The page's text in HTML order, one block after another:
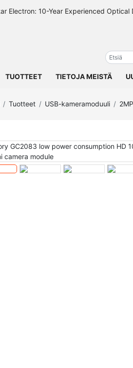
TUOTTEET TIETOJA MEISTÄ
Tuotteet USB-kameramoduuli